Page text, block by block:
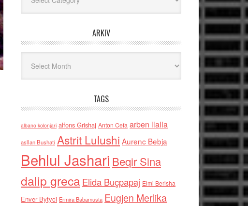
ARKIV
TAGS
albano kolonjari alfons Grishaj Anton Cefa arben llalla
asllan Bushati Astrit Lulushi Aurenc Bebja
Behlul Jashari Beqir Sina
dalip grecaElida Buçpapaj Elmi Berisha
Enver Bytyci Ermira Babamusta Eugjen Merlika